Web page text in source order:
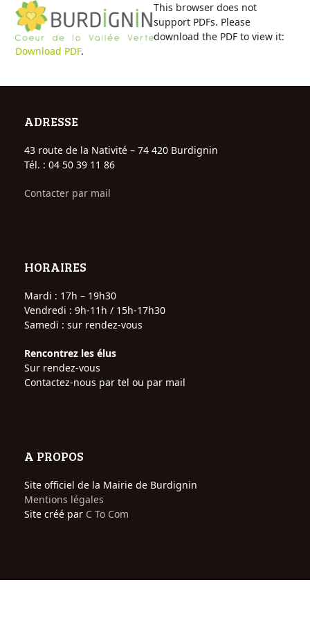
Skip
content
Open
mobile
menu
Close
mobile
menu
This browser does not
support PDFs. Please
download the PDF to view it:
Download PDF.
ADRESSE
43 route de la Nativité – 74 420 Burdignin
Tél. : 04 50 39 11 86
Contacter par mail
HORAIRES
Mardi : 17h – 19h30
Vendredi : 9h-11h / 15h-17h30
Samedi : sur rendez-vous
Rencontrez les élus
Sur rendez-vous
Contactez-nous par tel ou par mail
A PROPOS
Site officiel de la Mairie de Burdignin
Mentions légales
Site créé par C To Com